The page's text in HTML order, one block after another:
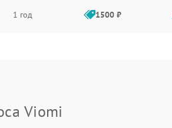
1 год 1500 ₽
Viomi